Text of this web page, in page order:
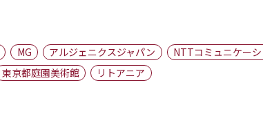
地域
キーパーソン
棋
MG アルジェニクスジャパン
NTTコミュニケー
東京都庭園美術館
リトアニア